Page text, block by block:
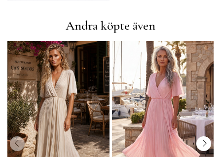
Andra köpte även